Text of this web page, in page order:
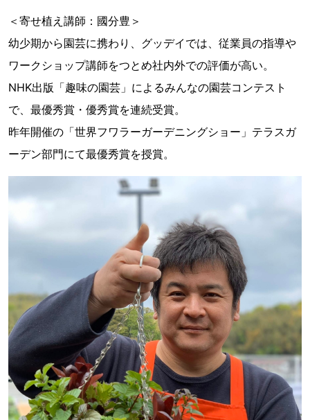
＜寄せ植え講師：國分豊＞
幼少期から園芸に携わり、グッデイでは、従業員の指導や
ワークショップ講師をつとめ社内外での評価が高い。
NHK出版「趣味の園芸」によるみんなの園芸コンテスト
で、最優秀賞・優秀賞を連続受賞。
昨年開催の「世界フワラーガーデニングショー」テラスガ
ーデン部門にて最優秀賞を授賞。